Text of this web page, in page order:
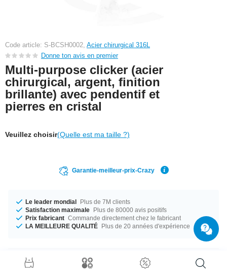
Code article: S-BCSH0002, Acier chirurgical 316L
Donne ton avis en premier
Multi-purpose clicker (acier
chirurgical, argent, finition
brillante) avec pendentif et
pierres en cristal
Veuillez choisir(Quelle est ma taille ?)
Garantie-meilleur-prix-Crazy
Le leader mondial Plus de 7M clients
Satisfaction maximale Plus de 80000 avis positifs
Prix fabricant Commande directement chez le fabricant
LA MEILLEURE QUALITÉ Plus de 20 années d'expérience